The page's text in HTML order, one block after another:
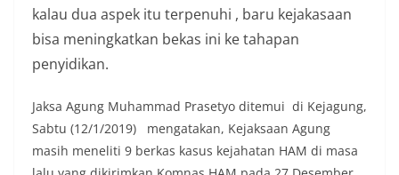
kalau dua aspek itu terpenuhi , baru kejakasaan
bisa meningkatkan bekas ini ke tahapan
penyidikan.
Jaksa Agung Muhammad Prasetyo ditemui di Kejagung,
Sabtu (12/1/2019) mengatakan, Kejaksaan Agung
masih meneliti 9 berkas kasus kejahatan HAM di masa